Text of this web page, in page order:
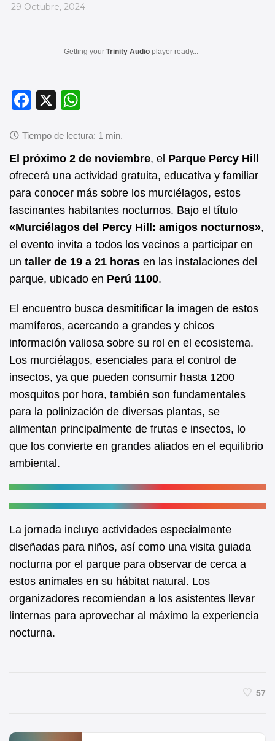
_
29 Octubre, 2024
Getting your Trinity Audio player ready...
F
c
e
b
o
o
k
X
at
s
A
p
p
El próximo 2 de noviembre, el Parque Percy Hill
ofrecerá una actividad gratuita, educativa y familiar
para conocer más sobre los murciélagos, estos
fascinantes habitantes nocturnos. Bajo el título
«Murciélagos del Percy Hill: amigos nocturnos»,
el evento invita a todos los vecinos a participar en
un taller de 19 a 21 horas en las instalaciones del
parque, ubicado en Perú 1100.
El encuentro busca desmitificar la imagen de estos
mamíferos, acercando a grandes y chicos
información valiosa sobre su rol en el ecosistema.
Los murciélagos, esenciales para el control de
insectos, ya que pueden consumir hasta 1200
mosquitos por hora, también son fundamentales
para la polinización de diversas plantas, se
alimentan principalmente de frutas e insectos, lo
que los convierte en grandes aliados en el equilibrio
ambiental.
La jornada incluye actividades especialmente
diseñadas para niños, así como una visita guiada
nocturna por el parque para observar de cerca a
estos animales en su hábitat natural. Los
organizadores recomiendan a los asistentes llevar
linternas para aprovechar al máximo la experiencia
nocturna.
57